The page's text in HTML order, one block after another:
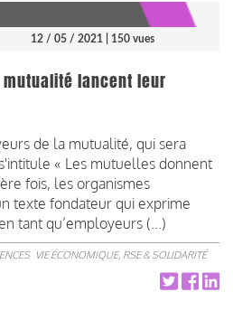
12 / 05 / 2021 | 150 vues
lancent leur
de la mutualité, qui sera
« Les mutuelles donnent
fois, les organismes
texte fondateur qui exprime
tant qu’employeurs (...)
VIE ÉCONOMIQUE, RSE & SOLIDARITÉ